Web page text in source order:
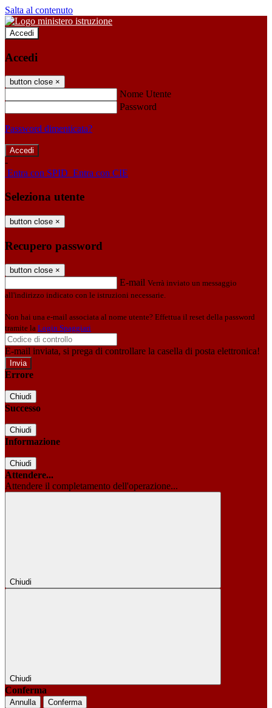
Salta al contenuto
Accedi
Accedi
button close ×
Nome Utente
Password
Password dimenticata?
-
Entra con SPID Entra con CIE
Seleziona utente
button close ×
Recupero password
button close ×
E-mail Verrà inviato un messaggio
all'indirizzo indicato con le istruzioni necessarie.
Non hai una e-mail associata al nome utente? Effettua il reset della password
tramite la Login Spaggiari
E-mail inviata, si prega di controllare la casella di posta elettronica!
Errore
Chiudi
Successo
Chiudi
Informazione
Chiudi
Attendere...
Attendere il completamento dell'operazione...
Chiudi
Chiudi
Conferma
Annulla Conferma